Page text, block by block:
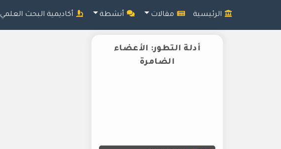
الرئيسية مقالات أنشطة أكاديمية البحث العلمي
أدلة التطور: الأعضاء
الضامرة